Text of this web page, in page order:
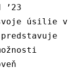
’23
úsilie v